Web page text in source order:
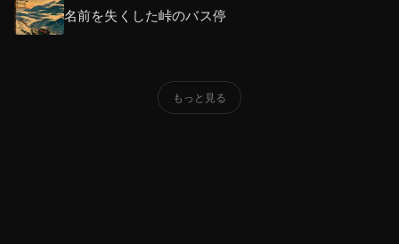
名前を失くした峠のバス停
もっと見る